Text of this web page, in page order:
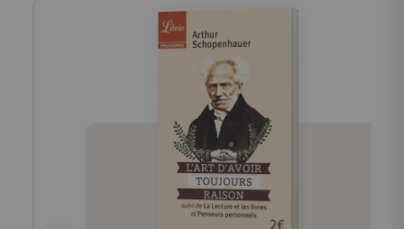
Nietzsche sont même passées à la trappe dès la
déclaration du conflit. La "volonté de puissance"
justifie-t-elle la formation d'une hiérarchie des valeurs
qui exigerait une "race forte" pour s'imposer ? N'y a-t-
il pas chez Nietzsche une exaltation de la force, de la
guerre, de la "barbarie" créatrice ? Sa critique de la
pitié, de la compassion pour tous les êtres vulnérables
ne fait aucun doute. Pourtant, il s'oppose à tous les
nationalismes comme à l'Etat ou aux masses. La
plupart des courants et tendances du XXe siècle se
sont réclamés de la pensée du philosophe. Dans ce
livre, Marc de Launay rappelle que Nietzsche espère
la venue des esprits libres affranchis des phobies